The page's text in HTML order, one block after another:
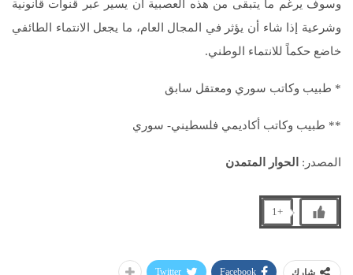
وسوف يرغم ما يتبقى من هذه العصبية أن يسير عبر قنوات قانونية
وشرعية إذا شاء أن يؤثر في المجال العام، ما يجعل الانتماء الطائفي
خاضع حكماً للانتماء الوطني.
* طبيب وكاتب سوري ومعتقل سابق
** طبيب وكاتب أكاديمي فلسطيني- سوري
المصدر: الحوار المتمدن
+1
شارك Facebook
Twitter